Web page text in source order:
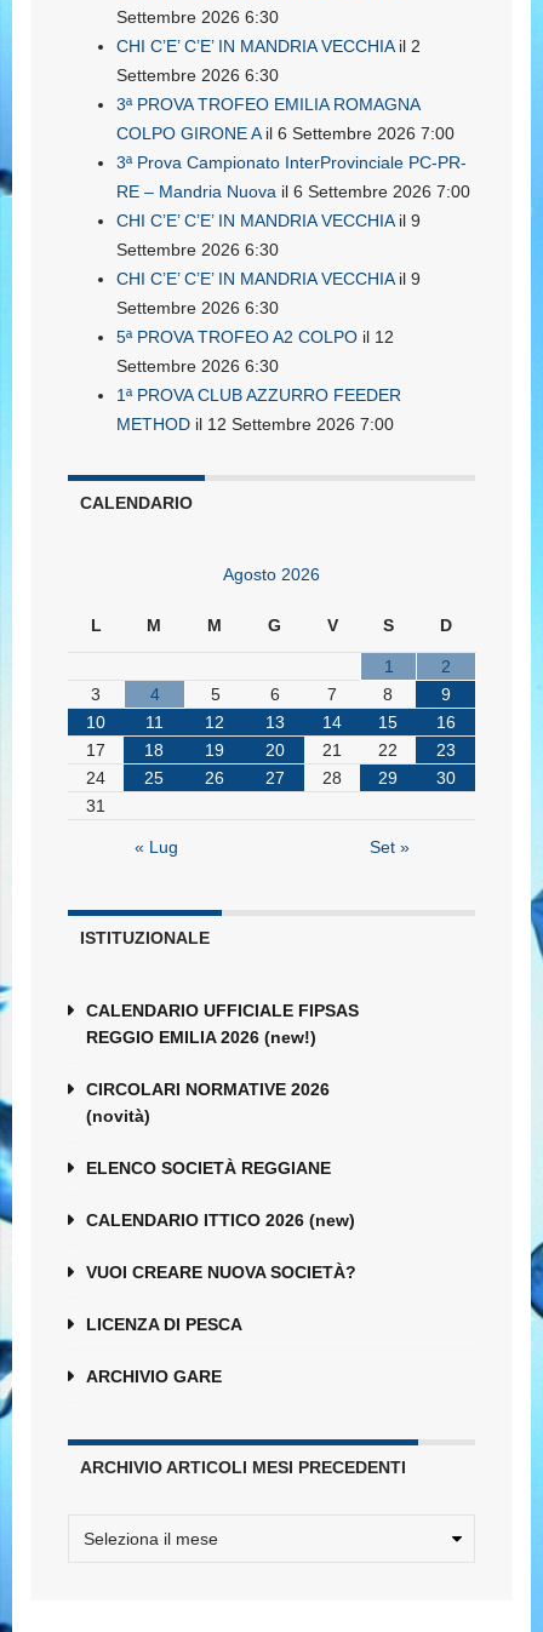
Settembre 2026 6:30
CHI C’E’ C’E’ IN MANDRIA VECCHIAil 2
Settembre 2026 6:30
3ª PROVA TROFEO EMILIA ROMAGNA
COLPO GIRONE Ail 6 Settembre 2026 7:00
3ª Prova Campionato InterProvinciale PC-PR-
RE – Mandria Nuova il 6 Settembre 2026 7:00
CHI C’E’ C’E’ IN MANDRIA VECCHIAil 9
Settembre 2026 6:30
CHI C’E’ C’E’ IN MANDRIA VECCHIAil 9
Settembre 2026 6:30
5ª PROVA TROFEO A2 COLPO il 12
Settembre 2026 6:30
1ª PROVA CLUB AZZURRO FEEDER
METHOD il 12 Settembre 2026 7:00
CALENDARIO
Agosto 2026
L M M G V S D
1
2
3
4 5 6 7 8
9
10
11 12 13 14 15
16
17
18 19 20 21 22
23
24
25 26 27 28 29
30
31
« Lug Set »
ISTITUZIONALE
CALENDARIO UFFICIALE FIPSAS
REGGIO EMILIA 2026 (new!)
CIRCOLARI NORMATIVE 2026
(novità)
ELENCO SOCIETÀ REGGIANE
CALENDARIO ITTICO 2026 (new)
VUOI CREARE NUOVA SOCIETÀ?
LICENZA DI PESCA
ARCHIVIO GARE
ARCHIVIO ARTICOLI MESI PRECEDENTI